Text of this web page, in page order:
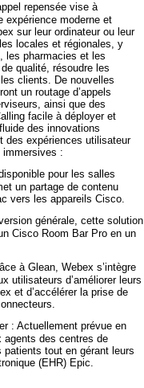
repensée vise à
expérience moderne et
sur leur ordinateur ou leur
locales et régionales, y
les pharmacies et les
qualité, résoudre les
clients. De nouvelles
un routage d’appels
ainsi que des
facile à déployer et
des innovations
des expériences utilisateur
:
pour les salles
un partage de contenu
vers les appareils Cisco.
générale, cette solution
Cisco Room Bar Pro en un
à Glean, Webex s’intègre
utilisateurs d’améliorer leurs
et d’accélérer la prise de
: Actuellement prévue en
agents des centres de
tout en gérant leurs
(EHR) Epic.